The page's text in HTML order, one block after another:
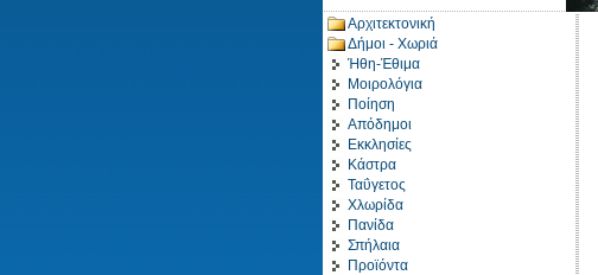
Αρχιτεκτονική
Δήμοι - Χωριά
Ήθη-Έθιμα
Μοιρολόγια
Ποίηση
Απόδημοι
Εκκλησίες
Κάστρα
Ταΰγετος
Χλωρίδα
Πανίδα
Σπήλαια
Προϊόντα